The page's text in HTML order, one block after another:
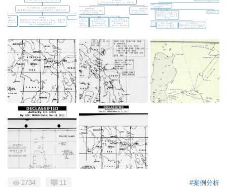
#案例分析
2734 11